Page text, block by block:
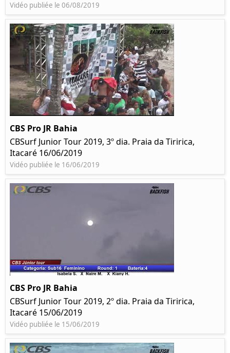
Vidéo publiée le 06/08/2019
CBS Pro JR Bahia
CBSurf Junior Tour 2019, 3º dia. Praia da Tiririca,
Itacaré 16/06/2019
Vidéo publiée le 16/06/2019
CBS Pro JR Bahia
CBSurf Junior Tour 2019, 2º dia. Praia da Tiririca,
Itacaré 15/06/2019
Vidéo publiée le 15/06/2019